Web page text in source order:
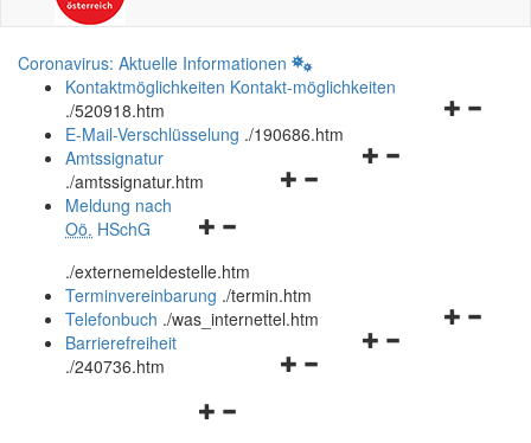
Coronavirus: Aktuelle Informationen
Kontaktmöglichkeiten Kontakt-möglichkeiten
./520918.htm
Navigationsmenü
E-Mail-Verschlüsselung ./190686.htm
Navigationsmenü
Amtssignatur
./amtssignatur.htm
Navigationsmenü
und
schließen
Meldung nach
Oö. HSchG
./externemeldestelle.htm
Terminvereinbarung ./termin.htm
Navigationsmenü
Telefonbuch ./was_internettel.htm
Navigationsmenü
Barrierefreiheit
./240736.htm
Navigationsmenü